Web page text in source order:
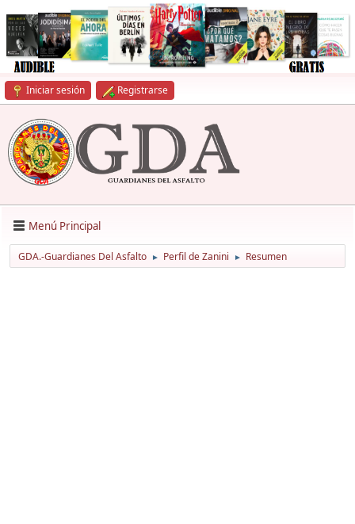
Iniciar sesión Registrarse
Menú Principal
GDA.-Guardianes Del Asfalto ► Perfil de Zanini ► Resumen